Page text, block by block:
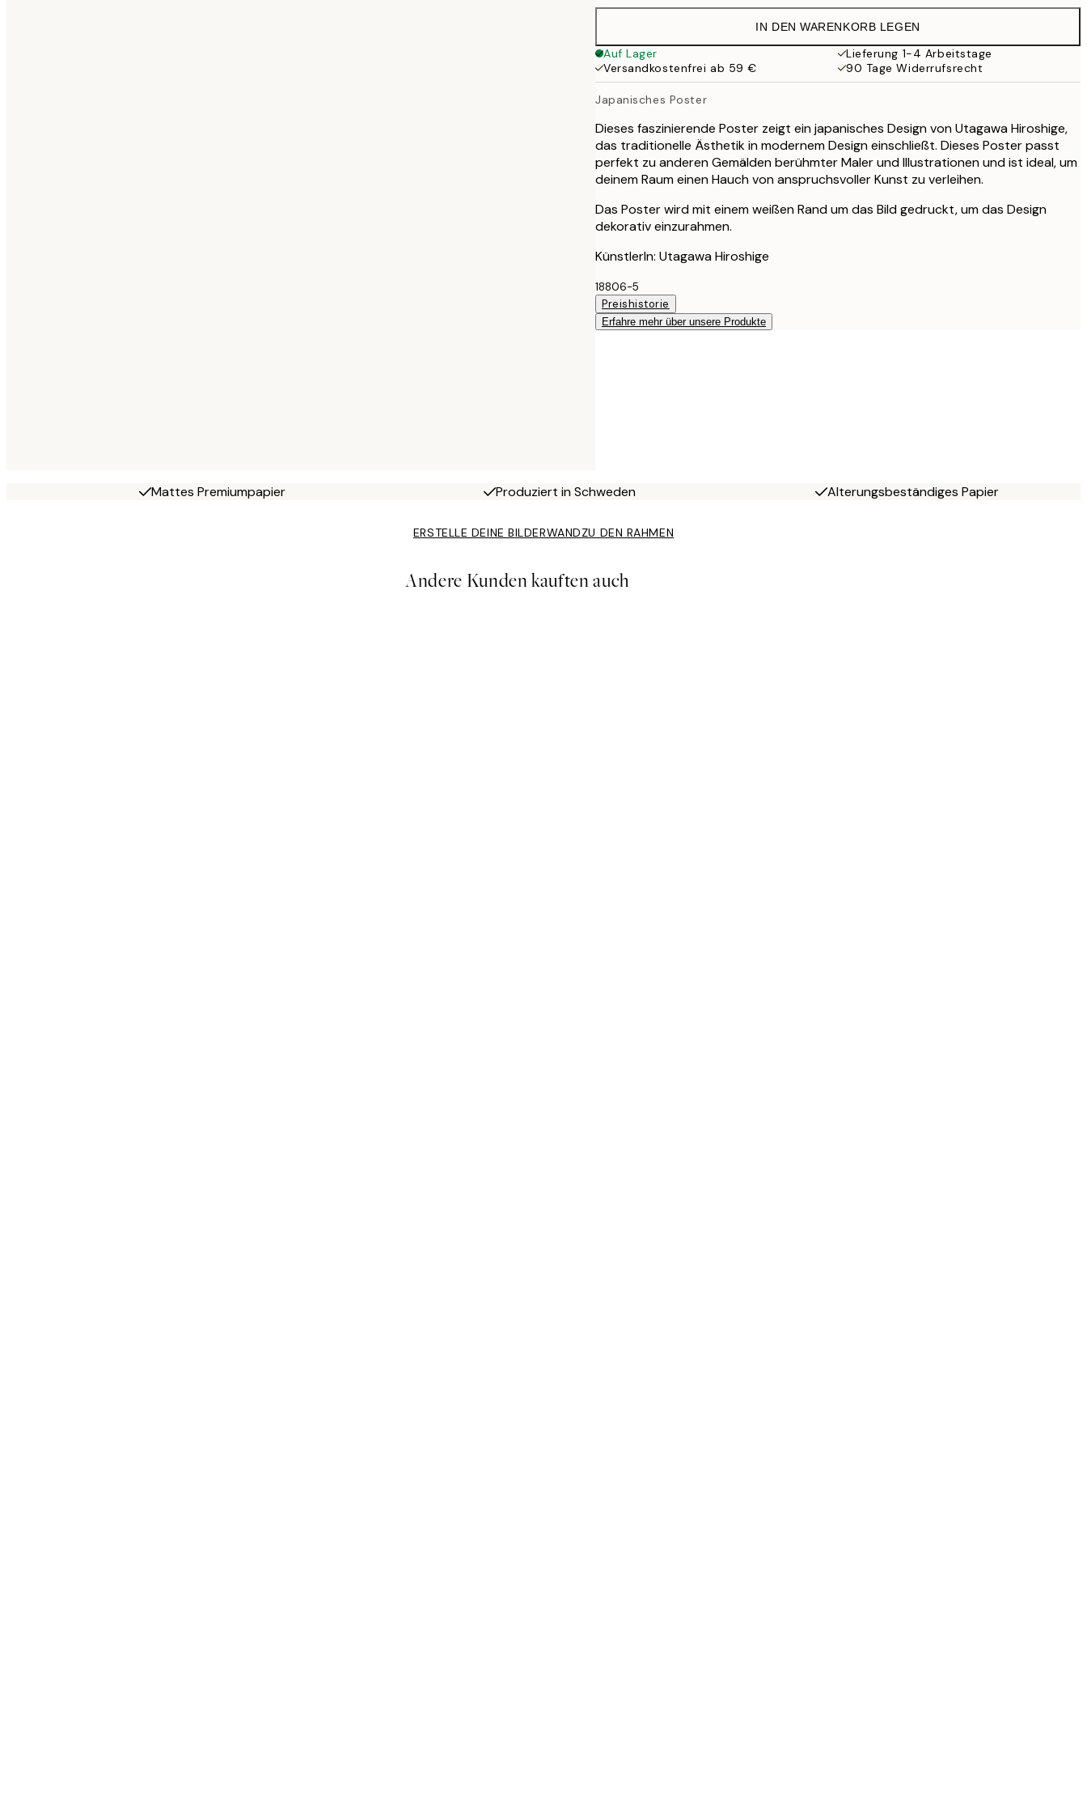
35,95 €
IN DEN WARENKORB LEGEN
Auf Lager
Lieferung 1-4 Arbeitstage
Versandkostenfrei ab 59 €
90 Tage Widerrufsrecht
Japanisches Poster
Dieses faszinierende Poster zeigt ein japanisches Design von Utagawa Hiroshige,
das traditionelle Ästhetik in modernem Design einschließt. Dieses Poster passt
perfekt zu anderen Gemälden berühmter Maler und Illustrationen und ist ideal, um
deinem Raum einen Hauch von anspruchsvoller Kunst zu verleihen.
Das Poster wird mit einem weißen Rand um das Bild gedruckt, um das Design
dekorativ einzurahmen.
KünstlerIn: Utagawa Hiroshige
18806-5
Preishistorie
Erfahre mehr über unsere Produkte
Mattes Premiumpapier Produziert in Schweden Alterungsbeständiges Papier
ERSTELLE DEINE BILDERWANDZU DEN RAHMEN
Andere Kunden kauften auch